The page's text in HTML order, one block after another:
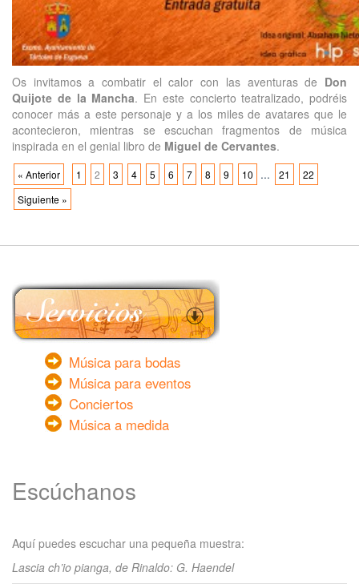
Os invitamos a combatir el calor con las aventuras de Don
Quijote de la Mancha. En este concierto teatralizado, podréis
conocer más a este personaje y a los miles de avatares que le
acontecieron, mientras se escuchan fragmentos de música
inspirada en el genial libro de Miguel de Cervantes.
« Anterior 1 2 3 4 5 6 7 8 9 10 ... 21
22
Siguiente »
Música para bodas
Música para eventos
Conciertos
Música a medida
Escúchanos
Aquí puedes escuchar una pequeña muestra:
Lascia ch’io pianga, de Rinaldo: G. Haendel